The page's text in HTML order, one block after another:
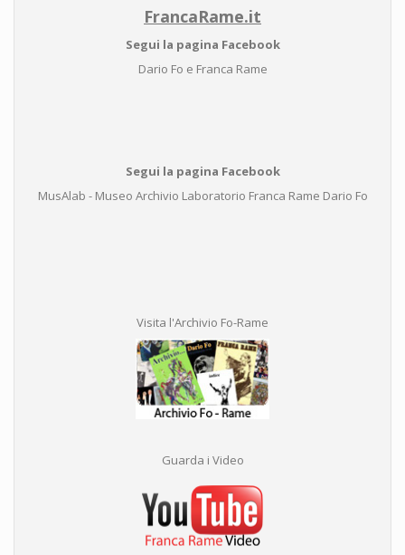
FrancaRame.it
Segui la pagina Facebook
Dario Fo e Franca Rame
Segui la pagina Facebook
MusAlab - Museo Archivio Laboratorio Franca Rame Dario Fo
Visita l'Archivio Fo-Rame
Guarda i Video